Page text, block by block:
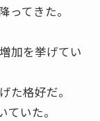
ってきた。
加を挙げてい
た格好だ。
いた。